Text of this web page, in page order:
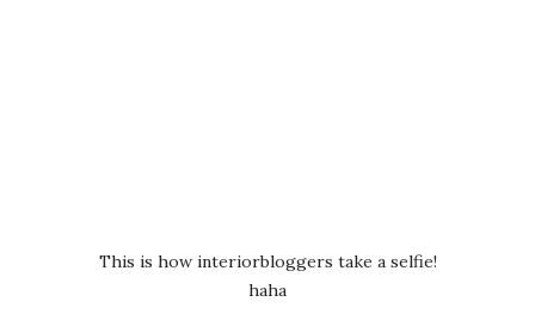
This is how interiorbloggers take a selfie!
haha